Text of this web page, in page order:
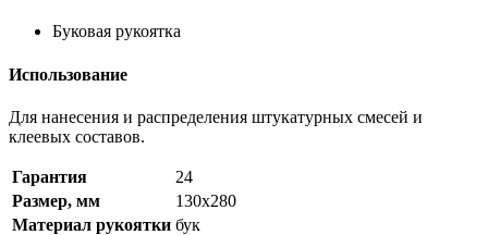
Буковая рукоятка
Использование
Для нанесения и распределения штукатурных смесей и
клеевых составов.
Гарантия
24
Размер, мм
130x280
Материал рукоятки бук